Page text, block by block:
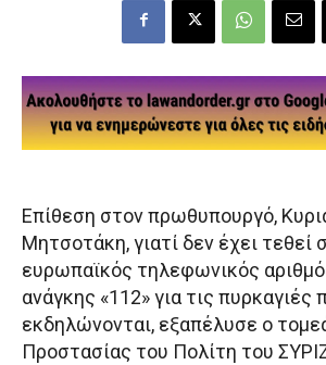
Επίθεση στον πρωθυπουργό,
Μητσοτάκη, γιατί δεν έχει τεθεί
ευρωπαϊκός τηλεφωνικός
ανάγκης «112» για τις πυρκαγιές
εκδηλώνονται, εξαπέλυσε ο
Προστασίας του Πολίτη του